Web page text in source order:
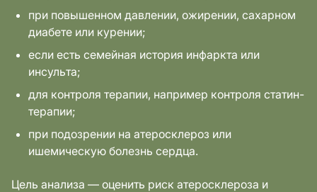
при повышенном давлении, ожирении, сахарном
диабете или курении;
если есть семейная история инфаркта или
инсульта;
для контроля терапии, например контроля статин-
терапии;
при подозрении на атеросклероз или
ишемическую болезнь сердца.
Цель анализа — оценить риск атеросклероза и